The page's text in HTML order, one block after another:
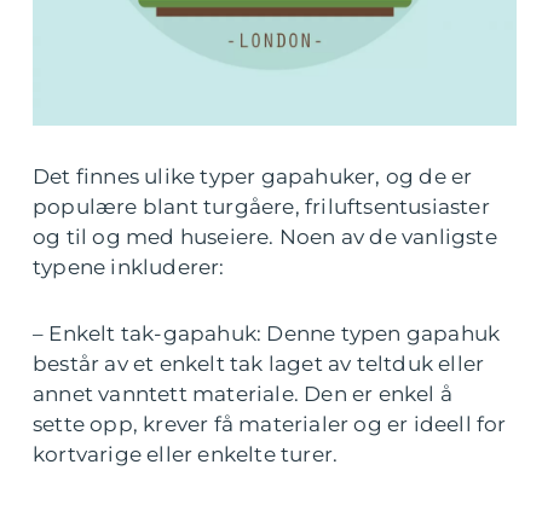
Det finnes ulike typer gapahuker, og de er
populære blant turgåere, friluftsentusiaster
og til og med huseiere. Noen av de vanligste
typene inkluderer:
– Enkelt tak-gapahuk: Denne typen gapahuk
består av et enkelt tak laget av teltduk eller
annet vanntett materiale. Den er enkel å
sette opp, krever få materialer og er ideell for
kortvarige eller enkelte turer.